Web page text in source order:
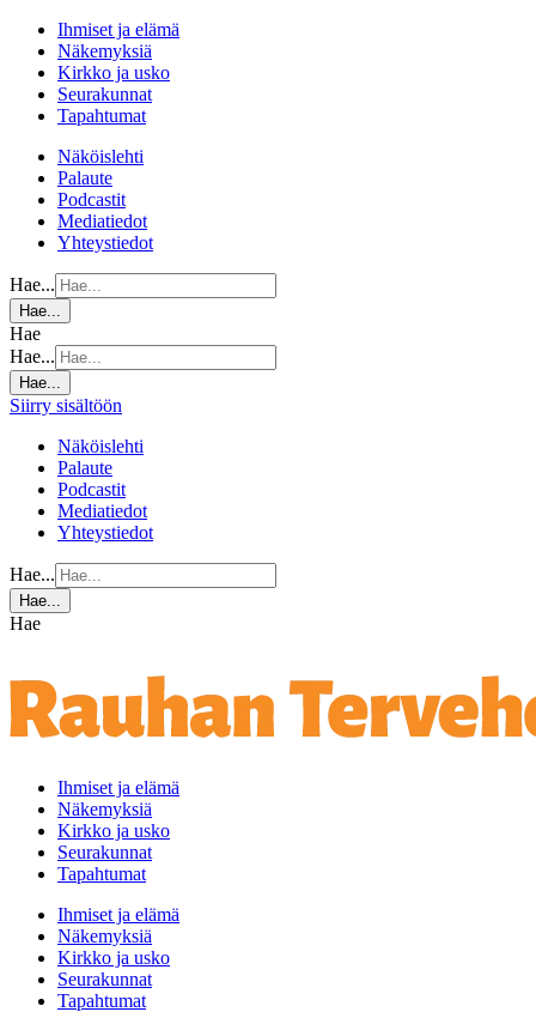
Ihmiset ja elämä
Näkemyksiä
Kirkko ja usko
Seurakunnat
Tapahtumat
Näköislehti
Palaute
Podcastit
Mediatiedot
Yhteystiedot
Hae...
Hae...
Hae
Hae...
Hae...
Siirry sisältöön
Näköislehti
Palaute
Podcastit
Mediatiedot
Yhteystiedot
Hae...
Hae...
Hae
Ihmiset ja elämä
Näkemyksiä
Kirkko ja usko
Seurakunnat
Tapahtumat
Ihmiset ja elämä
Näkemyksiä
Kirkko ja usko
Seurakunnat
Tapahtumat